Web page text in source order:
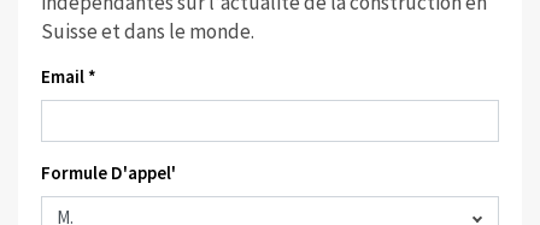
Suisse et dans le monde.
Email *
Formule D'appel'